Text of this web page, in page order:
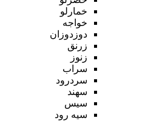
خمارلو
خواجه
دوزدوزان
زرنق
زنوز
سراب
سردرود
سهند
سیس
سیه رود